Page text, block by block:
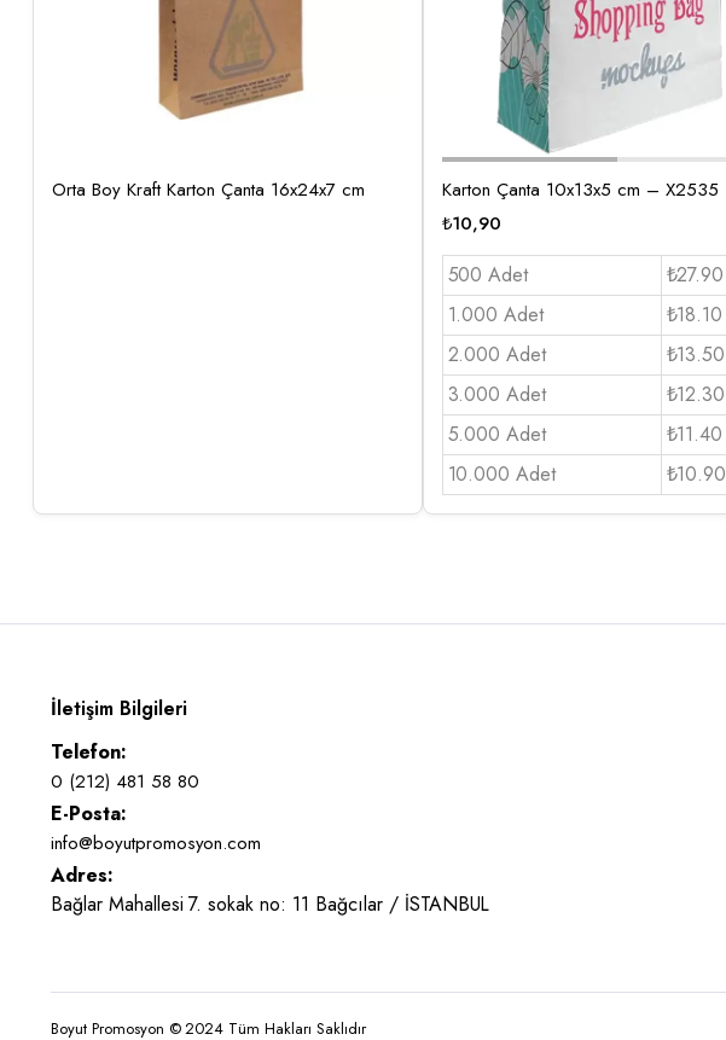
Orta Boy Kraft Karton Çanta 16x24x7 cm
Karton Çanta 10x13x5 cm – X2535
₺10,90
500 Adet
₺27.90
1.000 Adet
₺18.10
2.000 Adet
₺13.50
3.000 Adet
₺12.30
5.000 Adet
₺11.40
10.000 Adet
₺10.90
İletişim Bilgileri
Telefon:
0 (212) 481 58 80
E-Posta:
info@boyutpromosyon.com
Adres:
Bağlar Mahallesi 7. sokak no: 11 Bağcılar / İSTANBUL
Boyut Promosyon © 2024 Tüm Hakları Saklıdır